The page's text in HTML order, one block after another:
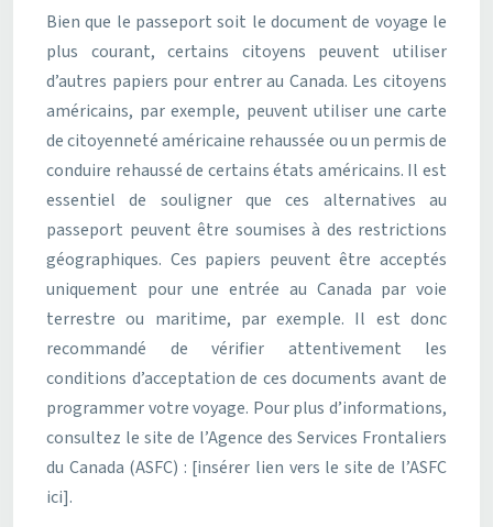
Bien que le passeport soit le document de voyage le
plus courant, certains citoyens peuvent utiliser
d’autres papiers pour entrer au Canada. Les citoyens
américains, par exemple, peuvent utiliser une carte
de citoyenneté américaine rehaussée ou un permis de
conduire rehaussé de certains états américains. Il est
essentiel de souligner que ces alternatives au
passeport peuvent être soumises à des restrictions
géographiques. Ces papiers peuvent être acceptés
uniquement pour une entrée au Canada par voie
terrestre ou maritime, par exemple. Il est donc
recommandé de vérifier attentivement les
conditions d’acceptation de ces documents avant de
programmer votre voyage. Pour plus d’informations,
consultez le site de l’Agence des Services Frontaliers
du Canada (ASFC) : [insérer lien vers le site de l’ASFC
ici].